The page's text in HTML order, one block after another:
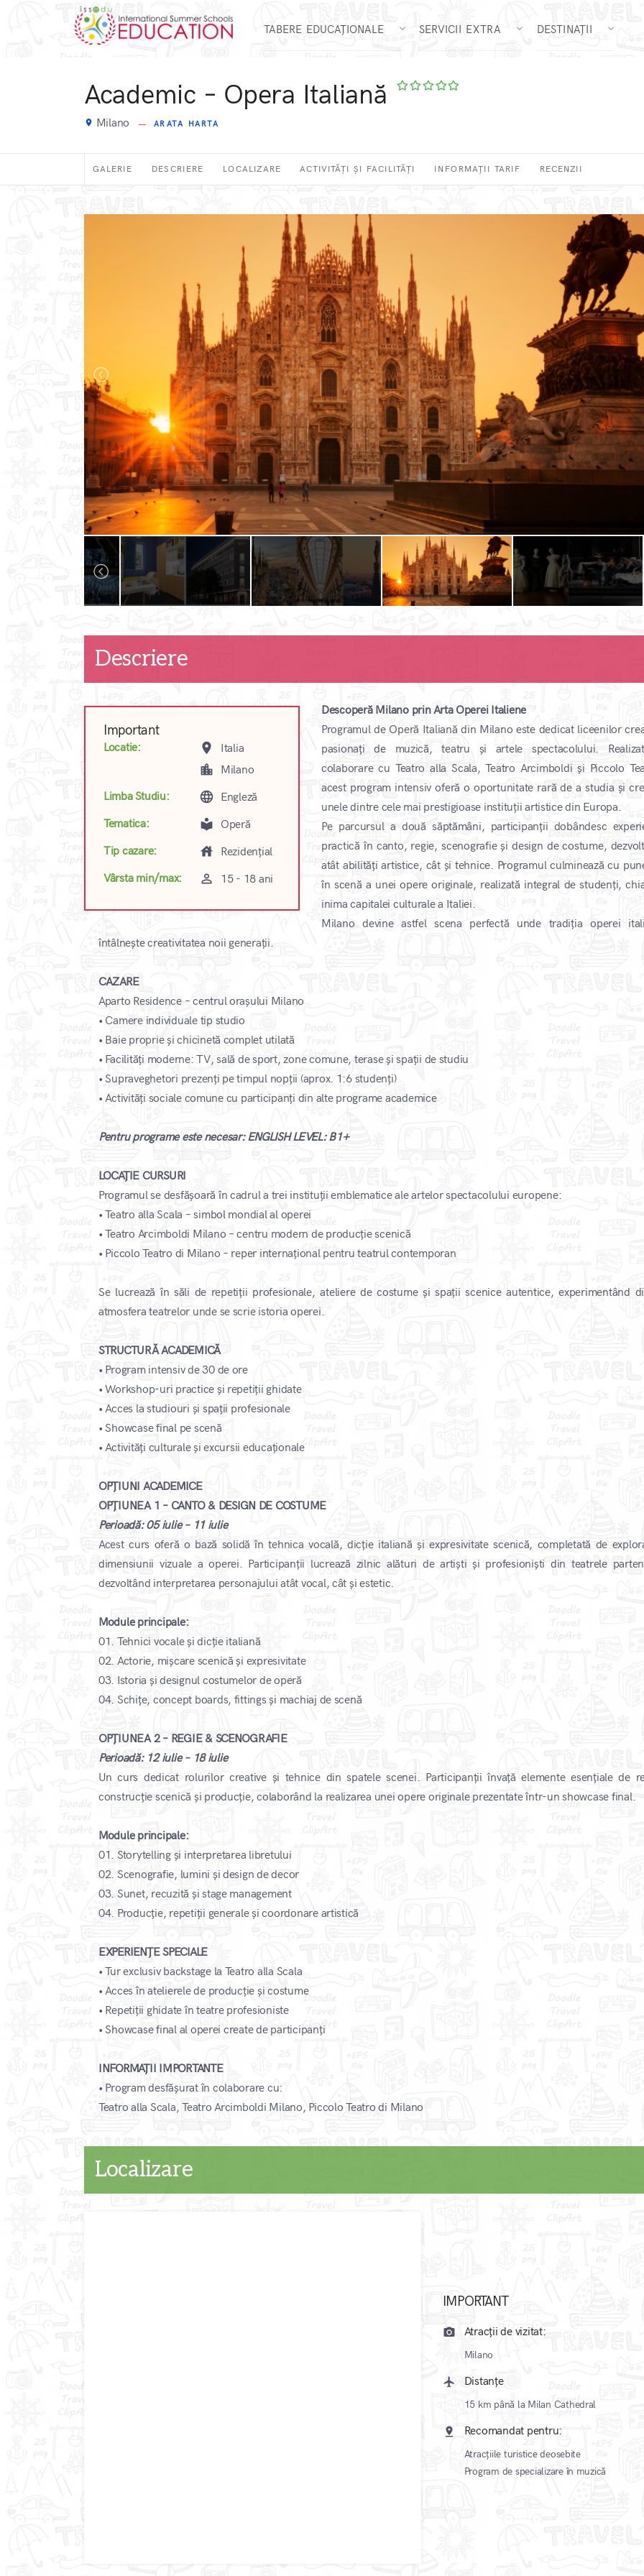
TABERE EDUCAȚIONALE SERVICII EXTRA DESTINAȚII
Academic – Opera Italiană
place Milano ARATA HARTA
GALERIE DESCRIERE LOCALIZARE ACTIVITĂȚI ȘI FACILITĂȚI INFORMAȚII TARIF RECENZII
Descriere
Important
Locatie: place Italia
location_city
Milano
Limba Studiu:
language Engleză
Tematica:
local_library
Operă
Tip cazare:
house
Rezidențial
Vârsta min/max:
perm_identity 15 - 18 ani
Descoperă Milano prin Arta Operei Italiene
Programul de Operă Italiană din Milano este dedicat liceenilor
pasionați de muzică, teatru și artele spectacolului.
colaborare cu Teatro alla Scala, Teatro Arcimboldi și Piccolo
acest program intensiv oferă o oportunitate rară de a studia și
unele dintre cele mai prestigioase instituții artistice din Europa.
Pe parcursul a două săptămâni, participanții dobândesc
practică în canto, regie, scenografie și design de costume,
atât abilități artistice, cât și tehnice. Programul culminează cu
în scenă a unei opere originale, realizată integral de studenți,
inima capitalei culturale a Italiei.
Milano devine astfel scena perfectă unde tradiția operei
întâlnește creativitatea noii generații.
CAZARE
Aparto Residence – centrul orașului Milano
• Camere individuale tip studio
• Baie proprie și chicinetă complet utilată
• Facilități moderne: TV, sală de sport, zone comune, terase și spații de studiu
• Supraveghetori prezenți pe timpul nopții (aprox. 1:6 studenți)
• Activități sociale comune cu participanți din alte programe academice
Pentru programe este necesar: ENGLISH LEVEL: B1+
LOCAȚIE CURSURI
Programul se desfășoară în cadrul a trei instituții emblematice ale artelor spectacolului europene:
• Teatro alla Scala – simbol mondial al operei
• Teatro Arcimboldi Milano – centru modern de producție scenică
• Piccolo Teatro di Milano – reper internațional pentru teatrul contemporan
Se lucrează în săli de repetiții profesionale, ateliere de costume și spații scenice autentice, experimentând
atmosfera teatrelor unde se scrie istoria operei.
STRUCTURĂ ACADEMICĂ
• Program intensiv de 30 de ore
• Workshop-uri practice și repetiții ghidate
• Acces la studiouri și spații profesionale
• Showcase final pe scenă
• Activități culturale și excursii educaționale
OPȚIUNI ACADEMICE
OPȚIUNEA 1 – CANTO & DESIGN DE COSTUME
Perioadă: 05 iulie – 11 iulie
Acest curs oferă o bază solidă în tehnica vocală, dicție italiană și expresivitate scenică, completată de
dimensiunii vizuale a operei. Participanții lucrează zilnic alături de artiști și profesioniști din teatrele
dezvoltând interpretarea personajului atât vocal, cât și estetic.
Module principale:
01. Tehnici vocale și dicție italiană
02. Actorie, mișcare scenică și expresivitate
03. Istoria și designul costumelor de operă
04. Schițe, concept boards, fittings și machiaj de scenă
OPȚIUNEA 2 – REGIE & SCENOGRAFIE
Perioadă: 12 iulie – 18 iulie
Un curs dedicat rolurilor creative și tehnice din spatele scenei. Participanții învață elemente esențiale de
construcție scenică și producție, colaborând la realizarea unei opere originale prezentate într-un showcase final.
Module principale:
01. Storytelling și interpretarea libretului
02. Scenografie, lumini și design de decor
03. Sunet, recuzită și stage management
04. Producție, repetiții generale și coordonare artistică
EXPERIENȚE SPECIALE
• Tur exclusiv backstage la Teatro alla Scala
• Acces în atelierele de producție și costume
• Repetiții ghidate în teatre profesioniste
• Showcase final al operei create de participanți
INFORMAȚII IMPORTANTE
• Program desfășurat în colaborare cu:
Teatro alla Scala, Teatro Arcimboldi Milano, Piccolo Teatro di Milano
Localizare
IMPORTANT
camera_alt Atracții de vizitat:
Milano
local_airport Distanțe
15 km până la Milan Cathedral
pin_drop Recomandat pentru:
Atracțiile turistice deosebite
Program de specializare în muzică